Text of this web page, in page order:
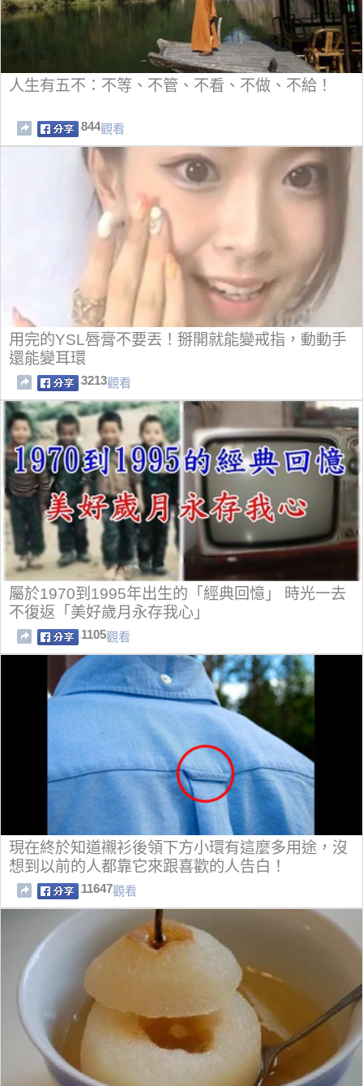
人生有五不：不等、不管、不看、不做、不給！
844觀看
用完的YSL唇膏不要丟！掰開就能變戒指，動動手
還能變耳環
3213觀看
屬於1970到1995年出生的「經典回憶」 時光一去
不復返「美好歲月永存我心」
1105觀看
現在終於知道襯衫後領下方小環有這麼多用途，沒
想到以前的人都靠它來跟喜歡的人告白！
11647觀看